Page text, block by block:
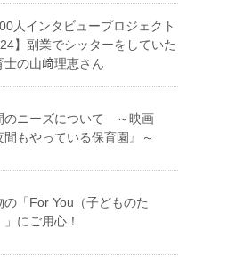
人インタビュープロジェクト
】副業でシッターをしていた
士の山﨑理恵さん
のニーズについて ～映画
間もやっている保育園』～
の「For You（子どものた
」にご用心！